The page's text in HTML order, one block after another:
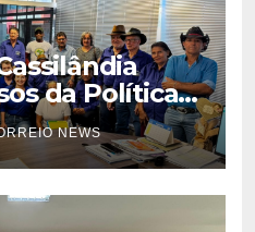
da Política
a
NEWS